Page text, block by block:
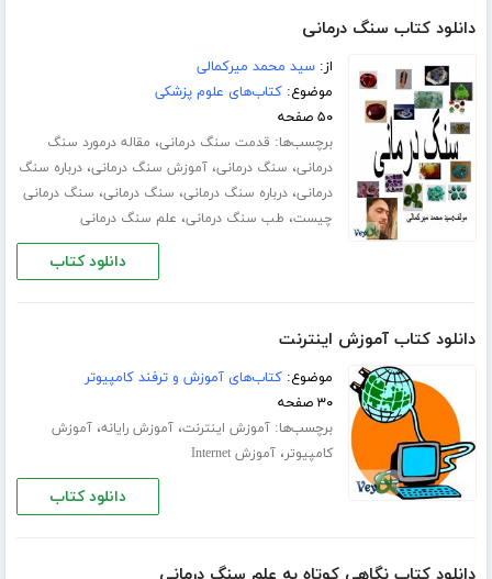
دانلود کتاب سنگ درمانی
از:سید محمد میرکمالی
موضوع:کتاب‌های علوم پزشکی
۵۰ صفحه
برچسب‌ها: قدمت سنگ درمانی، مقاله درمورد سنگ
درمانی، سنگ درمانی،آموزش سنگ درمانی،درباره سنگ
درمانی،درباره سنگ درمانی، سنگ درمانی، سنگ درمانی
چیست، طب سنگ درمانی، علم سنگ درمانی
دانلود کتاب
دانلود کتاب آموزش اینترنت
موضوع:کتاب‌های آموزش و ترفند کامپیوتر
۳۰ صفحه
برچسب‌ها:آموزش اینترنت،آموزش رایانه،آموزش
کامپیوتر،آموزش Internet
دانلود کتاب